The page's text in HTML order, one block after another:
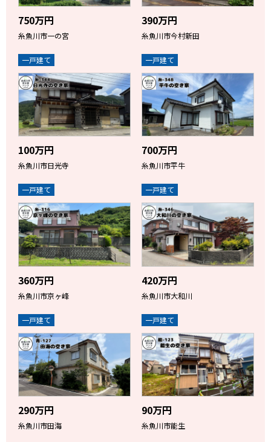
750万円
糸魚川市一の宮
390万円
糸魚川市今村新田
一戸建て
100万円
糸魚川市日光寺
一戸建て
700万円
糸魚川市平牛
一戸建て
360万円
糸魚川市京ヶ峰
一戸建て
420万円
糸魚川市大和川
一戸建て
290万円
糸魚川市田海
一戸建て
90万円
糸魚川市能生